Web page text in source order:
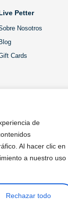
de
Al hacer clic en
a nuestro uso
Rechazar todo
Petter
Nosotros
Blog
Cards
reservados. política